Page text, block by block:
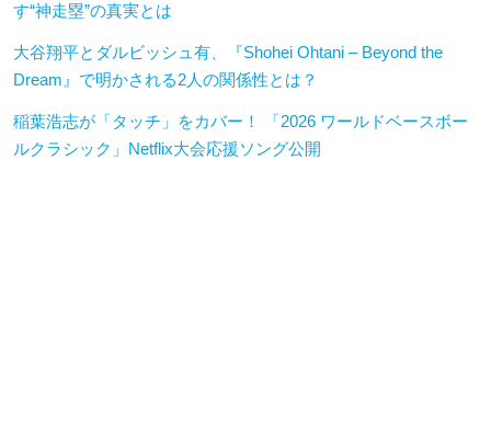
す“神走塁”の真実とは
大谷翔平とダルビッシュ有、『Shohei Ohtani – Beyond the
Dream』で明かされる2人の関係性とは？
稲葉浩志が「タッチ」をカバー！ 「2026 ワールドベースボー
ルクラシック」Netflix大会応援ソング公開